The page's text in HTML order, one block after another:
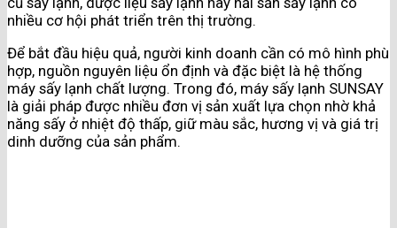
nhiều cơ hội phát triển trên thị trường.
Để bắt đầu hiệu quả, người kinh doanh cần có mô hình phù
hợp, nguồn nguyên liệu ổn định và đặc biệt là hệ thống
máy sấy lạnh chất lượng. Trong đó, máy sấy lạnh SUNSAY
là giải pháp được nhiều đơn vị sản xuất lựa chọn nhờ khả
năng sấy ở nhiệt độ thấp, giữ màu sắc, hương vị và giá trị
dinh dưỡng của sản phẩm.